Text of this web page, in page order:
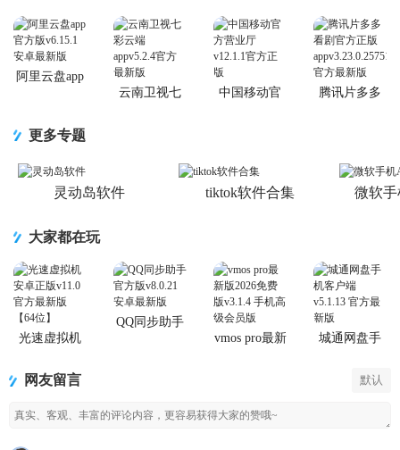
阿里云盘app
云南卫视七
中国移动官
腾讯片多多
更多专题
灵动岛软件 tiktok软件合集 微软手
大家都在玩
光速虚拟机
QQ同步助手
vmos pro最新
城通网盘手
网友留言 默认